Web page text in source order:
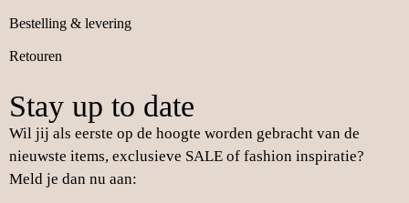
Bestelling & levering
Retouren
Stay up to date
Wil jij als eerste op de hoogte worden gebracht van de
nieuwste items, exclusieve SALE of fashion inspiratie?
Meld je dan nu aan: